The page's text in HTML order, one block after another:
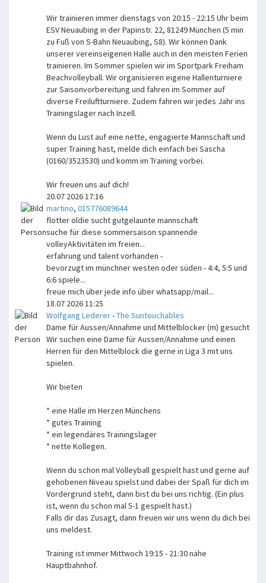
Wir trainieren immer dienstags von 20:15 - 22:15 Uhr beim
ESV Neuaubing in der Papinstr. 22, 81249 München (5 min
zu Fuß von S-Bahn Neuaubing, S8). Wir können Dank
unserer vereinseigenen Halle auch in den meisten Ferien
trainieren. Im Sommer spielen wir im Sportpark Freiham
Beachvolleyball. Wir organisieren eigene Hallenturniere
zur Saisonvorbereitung und fahren im Sommer auf
diverse Freiluftturniere. Zudem fahren wir jedes Jahr ins
Trainingslager nach Inzell.
Wenn du Lust auf eine nette, engagierte Mannschaft und
super Training hast, melde dich einfach bei Sascha
(0160/3523530) und komm im Training vorbei.
Wir freuen uns auf dich!
20.07 2026 17:16
martino, 015776089644
flotter oldie sucht gutgelaunte mannschaft
suche für diese sommersaison spannende
volleyAktivitäten im freien...
erfahrung und talent vorhanden -
bevorzugt im münchner westen oder süden - 4:4, 5:5 und
6:6 spiele...
freue mich über jede info über whatsapp/mail...
18.07 2026 11:25
Wolfgang Lederer-The Suntouchables
Dame für Aussen/Annahme und Mittelblocker (m) gesucht
Wir suchen eine Dame für Aussen/Annahme und einen
Herren für den Mittelblock die gerne in Liga 3 mit uns
spielen.
Wir bieten
* eine Halle im Herzen Münchens
* gutes Training
* ein legendäres Trainingslager
* nette Kollegen.
Wenn du schon mal Volleyball gespielt hast und gerne auf
gehobenen Niveau spielst und dabei der Spaß für dich im
Vordergrund steht, dann bist du bei uns richtig. (Ein plus
ist, wenn du schon mal 5-1 gespielt hast.)
Falls dir das Zusagt, dann freuen wir uns wenn du dich bei
uns meldest.
Training ist immer Mittwoch 19:15 - 21:30 nähe
Hauptbahnhof.